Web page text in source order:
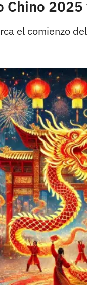
Chino
el comienzo